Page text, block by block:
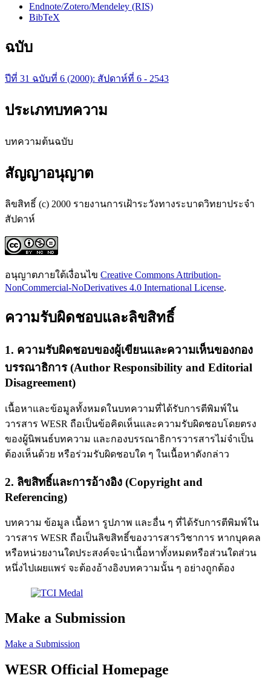
Endnote/Zotero/Mendeley (RIS)
BibTeX
ฉบับ
ปีที่ 31 ฉบับที่ 6 (2000): สัปดาห์ที่ 6 - 2543
ประเภทบทความ
บทความต้นฉบับ
สัญญาอนุญาต
ลิขสิทธิ์ (c) 2000 รายงานการเฝ้าระวังทางระบาดวิทยาประจำ
สัปดาห์
อนุญาตภายใต้เงื่อนไข Creative Commons Attribution-
NonCommercial-NoDerivatives 4.0 International License.
ความรับผิดชอบและลิขสิทธิ์
1. ความรับผิดชอบของผู้เขียนและความเห็นของกอง
บรรณาธิการ (Author Responsibility and Editorial
Disagreement)
เนื้อหาและข้อมูลทั้งหมดในบทความที่ได้รับการตีพิมพ์ใน
วารสาร WESR ถือเป็นข้อคิดเห็นและความรับผิดชอบโดยตรง
ของผู้นิพนธ์บทความ และกองบรรณาธิการวารสารไม่จำเป็น
ต้องเห็นด้วย หรือร่วมรับผิดชอบใด ๆ ในเนื้อหาดังกล่าว
2. ลิขสิทธิ์และการอ้างอิง (Copyright and
Referencing)
บทความ ข้อมูล เนื้อหา รูปภาพ และอื่น ๆ ที่ได้รับการตีพิมพ์ใน
วารสาร WESR ถือเป็นลิขสิทธิ์ของวารสารวิชาการ หากบุคคล
หรือหน่วยงานใดประสงค์จะนำเนื้อหาทั้งหมดหรือส่วนใดส่วน
หนึ่งไปเผยแพร่ จะต้องอ้างอิงบทความนั้น ๆ อย่างถูกต้อง
Make a Submission
Make a Submission
WESR Official Homepage